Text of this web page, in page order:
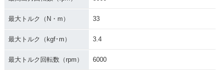
最大トルク（N・m） 33
最大トルク（kgf･m） 3.4
最大トルク回転数（rpm） 6000